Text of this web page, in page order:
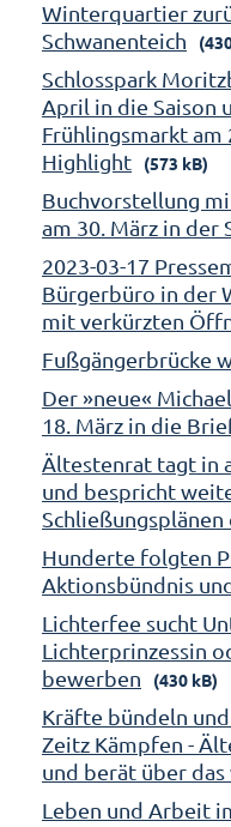
Winterquartier
Schwanenteich
Schlosspark
April in die Saison
Frühlingsmarkt am
Highlight
(573 kB)
Buchvorstellung
am 30. März in
2023-03-17
Bürgerbüro in der
mit verkürzten
Fußgängerbrücke
Der »neue«
18. März in die
Ältestenrat tagt in
und bespricht
Schließungsplänen
Hunderte folgten
Aktionsbündnis
Lichterfee sucht
Lichterprinzessin
bewerben
(430 kB)
Kräfte bündeln
Zeitz Kämpfen -
und berät über
Leben und Arbeit